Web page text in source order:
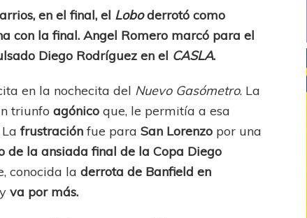
Lorenzo
decepciona
en el final, el Loboderrotó como
con la final. Angel Romero marcó para el
Diego Rodríguez en el CASLA.
en la nochecita del Nuevo Gasómetro. La
triunfoagónico que, le permitía a esa
La frustración fue paraSan Lorenzo por una
de la ansiada final de la Copa Diego
conocida laderrota de Banfield en
yva por más.